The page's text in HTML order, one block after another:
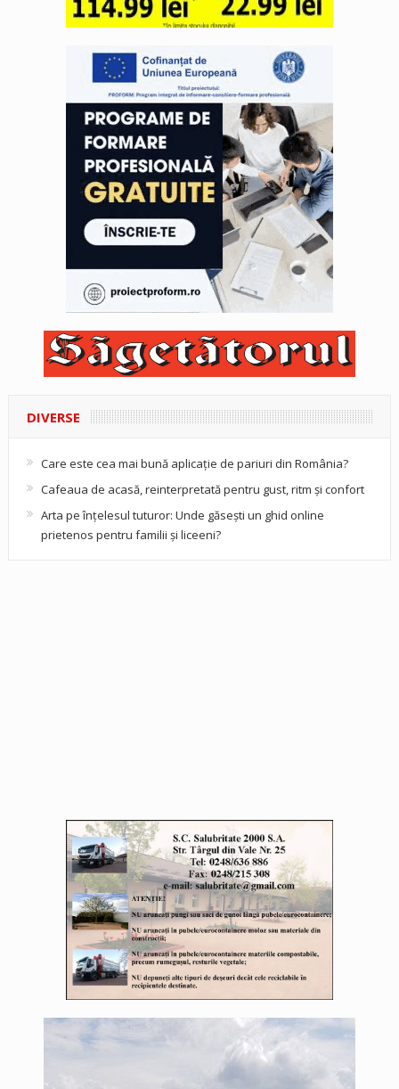
DIVERSE
Care este cea mai bună aplicație de pariuri din România?
Cafeaua de acasă, reinterpretată pentru gust, ritm și confort
Arta pe înțelesul tuturor: Unde găsești un ghid online
prietenos pentru familii și liceeni?